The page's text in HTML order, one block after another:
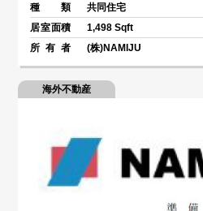
種 類
共同住宅
居室面積
1,498 Sqft
所 有 者
(株)NAMIJU
海外不動産